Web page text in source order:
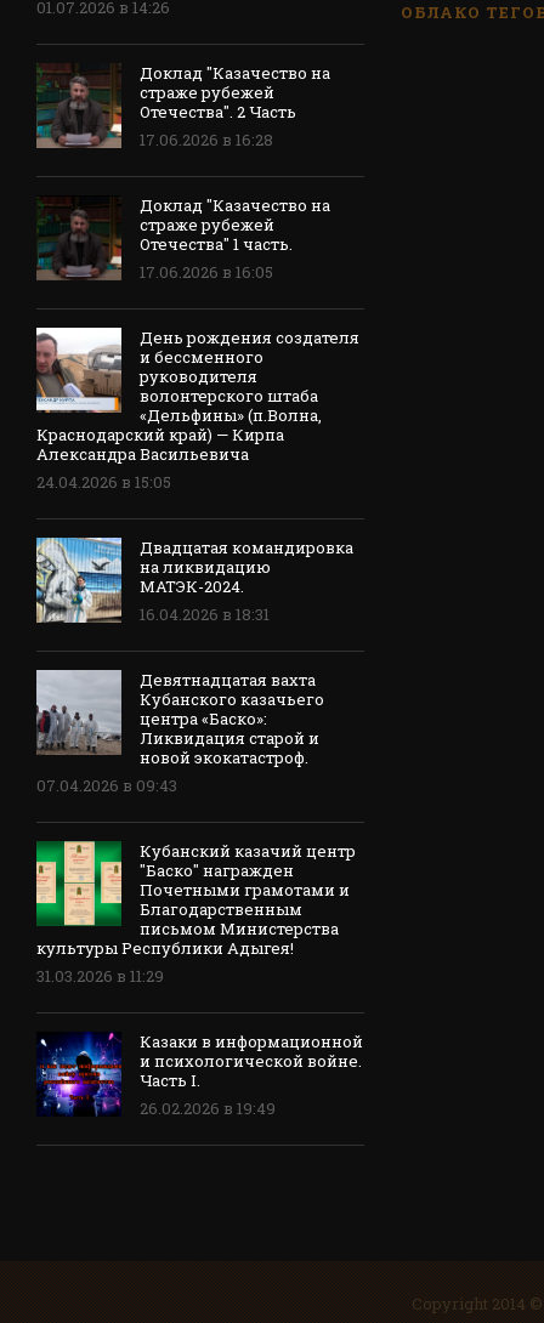
01.07.2026 в 14:26
Доклад "Казачество на
страже рубежей
Отечества". 2 Часть
17.06.2026 в 16:28
Доклад "Казачество на
страже рубежей
Отечества" 1 часть.
17.06.2026 в 16:05
День рождения создателя
и бессменного
руководителя
волонтерского штаба
«Дельфины» (п.Волна,
Краснодарский край) — Кирпа
Александра Васильевича
24.04.2026 в 15:05
Двадцатая командировка
на ликвидацию
МАТЭК-2024.
16.04.2026 в 18:31
Девятнадцатая вахта
Кубанского казачьего
центра «Баско»:
Ликвидация старой и
новой экокатастроф.
07.04.2026 в 09:43
Кубанский казачий центр
"Баско" награжден
Почетными грамотами и
Благодарственным
письмом Министерства
культуры Республики Адыгея!
31.03.2026 в 11:29
Казаки в информационной
и психологической войне.
Часть I.
26.02.2026 в 19:49
ОБЛАКО
Copyright 2014